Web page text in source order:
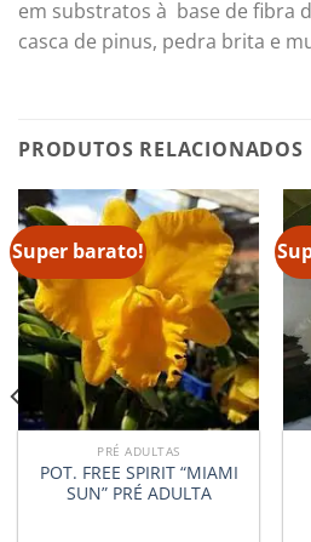
em substratos à base de fibra
casca de pinus, pedra brita e
PRODUTOS RELACIONADOS
Super barato!
PRÉ ADULTAS
POT. FREE SPIRIT “MIAMI
SUN” PRÉ ADULTA